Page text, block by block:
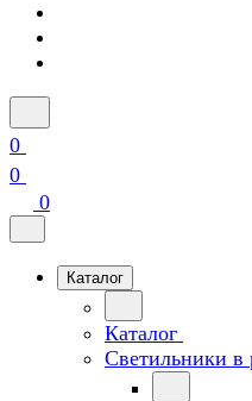
0
0
0
Каталог
Каталог
Светильники в